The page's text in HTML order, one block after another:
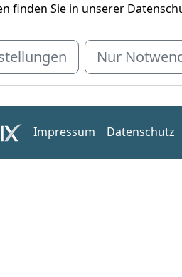
finden Sie in unserer
Nur
Impressum Datenschutz